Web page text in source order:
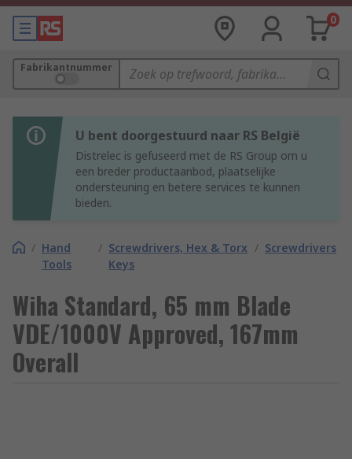
0
Fabrikantnummer
U bent doorgestuurd naar RS België
Distrelec is gefuseerd met de RS Group om u
een breder productaanbod, plaatselijke
ondersteuning en betere services te kunnen
bieden.
/ Hand
Tools
/ Screwdrivers, Hex & Torx
Keys
/ Screwdrivers
Wiha Standard, 65 mm Blade
VDE/1000V Approved, 167mm
Overall